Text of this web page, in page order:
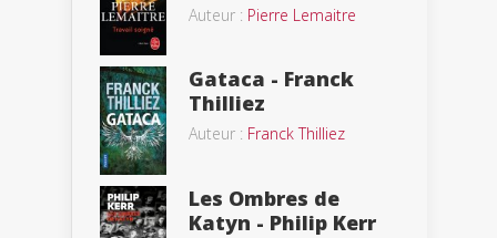
Auteur : Pierre Lemaitre
Gataca - Franck
Thilliez
Auteur : Franck Thilliez
Les Ombres de
Katyn - Philip Kerr